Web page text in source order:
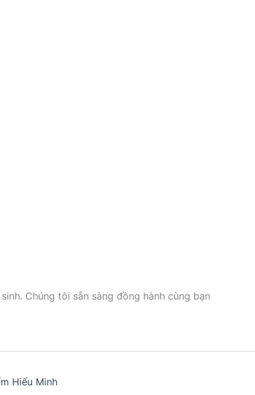
Chúng tôi sẵn sàng đồng hành cùng bạn
Hiếu Minh